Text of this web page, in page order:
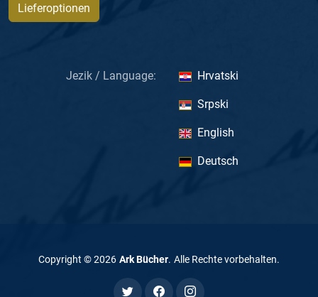
Lieferoptionen
Jezik / Language: Hrvatski
Srpski
English
Deutsch
Copyright ©2026 Ark Bücher. Alle Rechte vorbehalten.